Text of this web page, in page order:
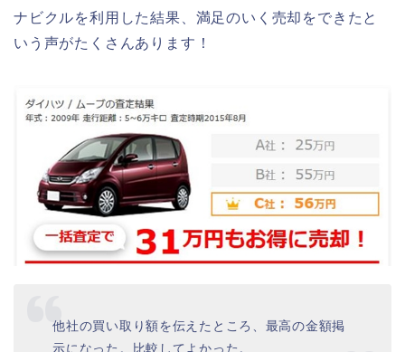
ナビクルを利用した結果、満足のいく売却をできたと
いう声がたくさんあります！
他社の買い取り額を伝えたところ、最高の金額掲
示になった。比較してよかった。